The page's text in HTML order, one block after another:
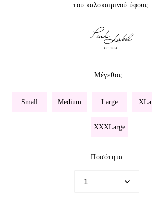
του καλοκαιρινού ύφους.
Μέγεθος:
Small Medium Large
XXXLarge
Ποσότητα